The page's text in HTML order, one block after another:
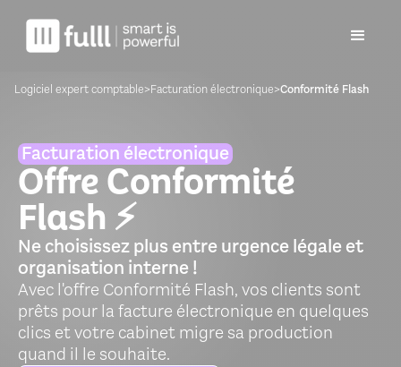
Logiciel expert comptable>Facturation électronique>Conformité Flash
Facturation électronique
Offre Conformité
Flash ⚡️
Ne choisissez plus entre urgence légale et
organisation interne !
Avec l'offre Conformité Flash, vos clients sont
prêts pour la facture électronique en quelques
clics et votre cabinet migre sa production
quand il le souhaite.